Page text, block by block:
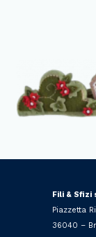
Fili & Sfizi
Piazzetta
36040 –